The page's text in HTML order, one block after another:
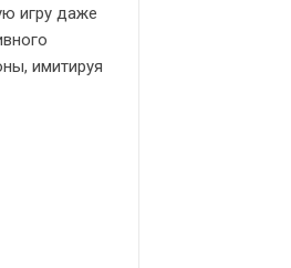
игру даже
имитируя